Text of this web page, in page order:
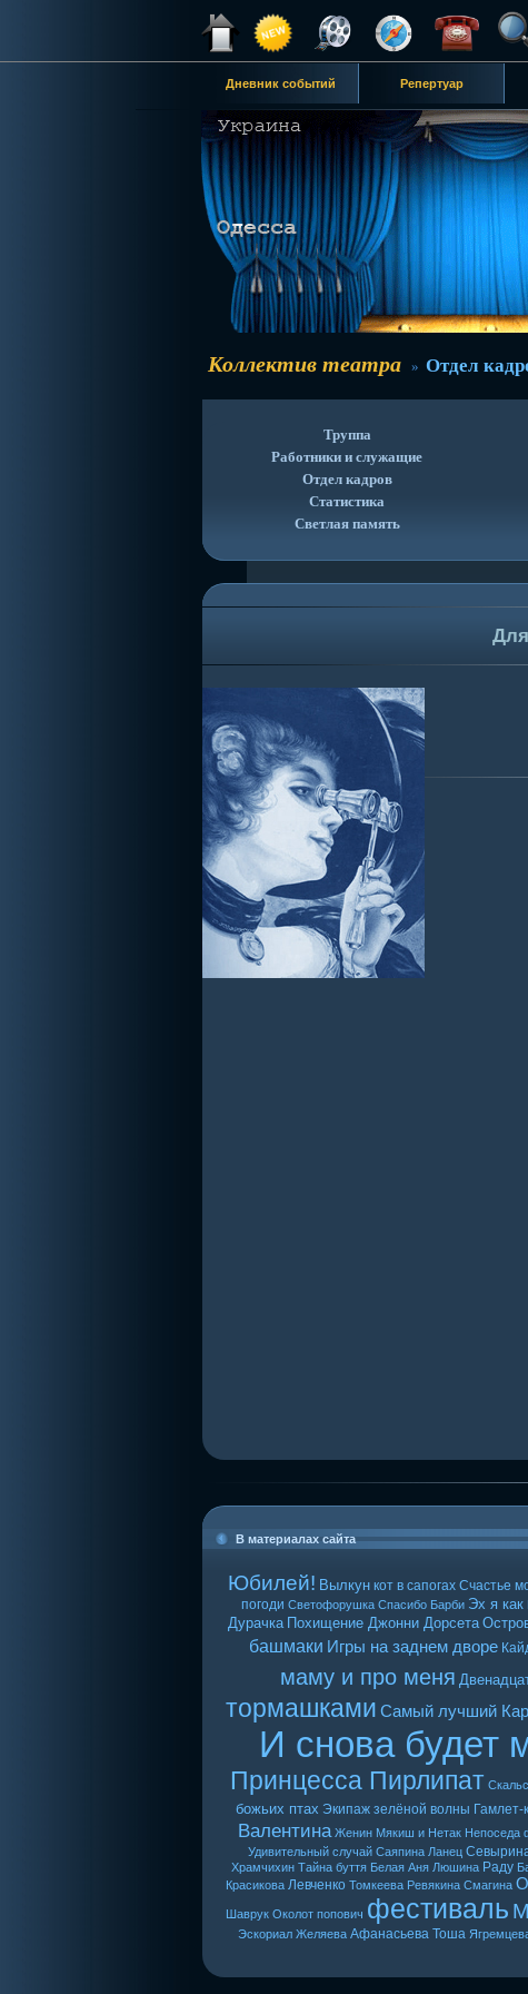
Дневник событий Репертуар
Коллектив театра » Отдел
Труппа
Работники и служащие
Отдел кадров
Статистика
Светлая память
В материалах сайта
Юбилей! Вылкун кот в сапогах Счастье
погоди Светофорушка Спасибо Барби Эх я как
Дурачка Похищение Джонни Дорсета
башмаки Игры на заднем дворе
маму и про меня
тормашками Самый лучший
И снова будет
Принцесса Пирлипат
божьих птах Экипаж зелёной волны Гамлет-
Валентина Женин Мякиш и Нетак Непоседа
Удивительный случай Саяпина Ланец
Храмчихин Тайна буття Белая Аня Люшина Раду
Красикова Левченко Томкеева Ревякина Смагина
Шаврук Околот попович фестиваль
Эскориал Желяева Афанасьева Тоша